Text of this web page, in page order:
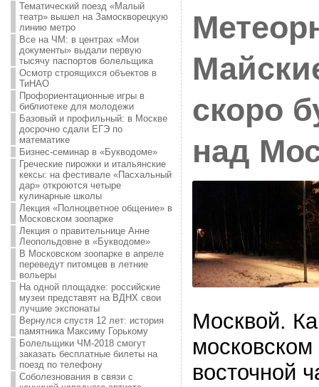
Тематический поезд «Малый
театр» вышел на Замоскворецкую
линию метро
Все на ЧМ: в центрах «Мои
документы» выдали первую
тысячу паспортов болельщика
Осмотр строящихся объектов в
ТиНАО
Профориентационные игры в
библиотеке для молодежи
Базовый и профильный: в Москве
досрочно сдали ЕГЭ по
математике
Бизнес-семинар в «Букводоме»
Греческие пирожки и итальянские
кексы: на фестивале «Пасхальный
дар» откроются четыре
кулинарные школы
Лекция «Полноцветное общение» в
Московском зоопарке
Лекция о правительнице Анне
Леопольдовне в «Букводоме»
В Московском зоопарке в апреле
переведут питомцев в летние
вольеры
На одной площадке: российские
музеи представят на ВДНХ свои
лучшие экспонаты
Вернулся спустя 12 лет: история
памятника Максиму Горькому
Болельщики ЧМ-2018 смогут
заказать бесплатные билеты на
поезд по телефону
Соболезнования в связи с
скоро
над
Москвой.
восточной